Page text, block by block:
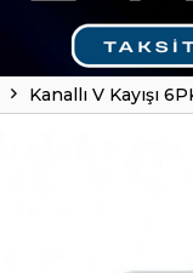
Kanallı V Kayışı